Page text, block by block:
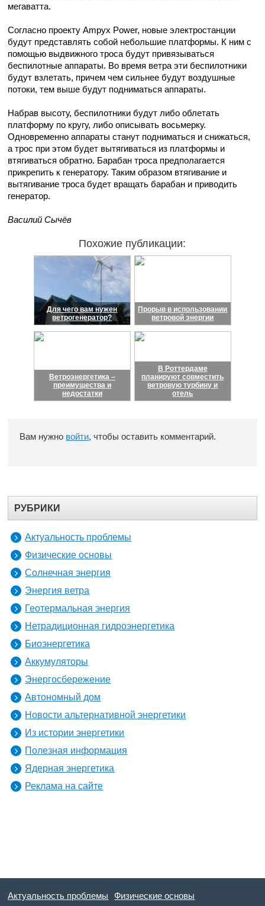
мегаватта.
Согласно проекту Ampyx Power, новые электростанции
будут представлять собой небольшие платформы. К ним с
помощью выдвижного троса будут привязываться
беспилотные аппараты. Во время ветра эти беспилотники
будут взлетать, причем чем сильнее будут воздушные
потоки, тем выше будут подниматься аппараты.
Набрав высоту, беспилотники будут либо облетать
платформу по кругу, либо описывать восьмерку.
Одновременно аппараты станут подниматься и снижаться,
а трос при этом будет вытягиваться из платформы и
втягиваться обратно. Барабан троса предполагается
прикрепить к генератору. Таким образом втягивание и
вытягивание троса будет вращать барабан и приводить
генератор.
Василий Сычёв
Похожие публикации:
Для чего вам нужен
ветрогенератор?
Прорыв в использовании
ветровой энергии
Ветроэнергетика –
преимущества и
недостатки
В Роттердаме
планируют совместить
ветровую турбину и
отель
Вам нужно войти, чтобы оставить комментарий.
РУБРИКИ
Актуальность проблемы
Физические основы
Солнечная энергия
Энергия ветра
Геотермальная энергия
Нетрадиционная гидроэнергетика
Биоэнергетика
Аккумуляторы
Энергосбережение
Автономный дом
Новости альтернативной энергетики
Из истории энергетики
Полезная информация
Ядерная энергетика
Реклама на сайте
Актуальность проблемы Физические основы